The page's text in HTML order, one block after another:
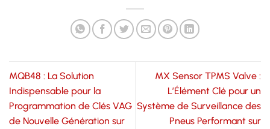
MQB48 : La Solution
Indispensable pour la
Programmation de Clés VAG
de Nouvelle Génération sur
MX Sensor TPMS Valve :
L’Élément Clé pour un
Système de Surveillance des
Pneus Performant sur